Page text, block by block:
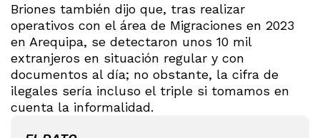
Briones también dijo que, tras realizar
operativos con el área de Migraciones en 2023
en Arequipa, se detectaron unos 10 mil
extranjeros en situación regular y con
documentos al día; no obstante, la cifra de
ilegales sería incluso el triple si tomamos en
cuenta la informalidad.